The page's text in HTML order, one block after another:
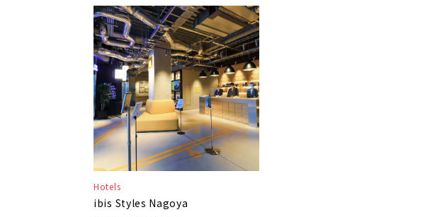
Hotels
ibis Styles Nagoya